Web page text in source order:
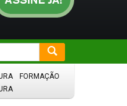
FORMAÇÃO